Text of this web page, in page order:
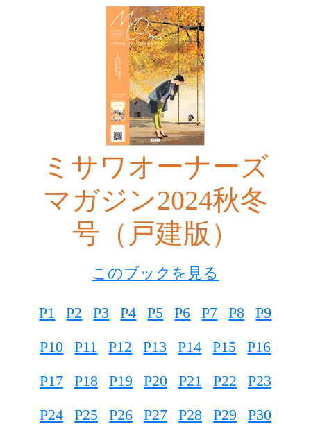
ミサワオーナーズ
マガジン2024秋冬
号（戸建版）
このブックを見る
P1 P2 P3 P4 P5 P6 P7 P8
P9
P10
P11 P12 P13 P14 P15
P16
P17
P18 P19 P20 P21 P22
P23
P24
P25 P26 P27 P28 P29
P30